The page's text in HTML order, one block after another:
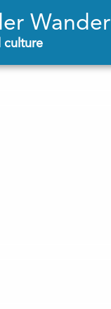
Wander
culture